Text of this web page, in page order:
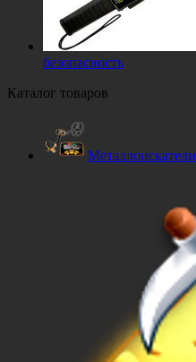
безопасность
Каталог товаров
Металлоискатели